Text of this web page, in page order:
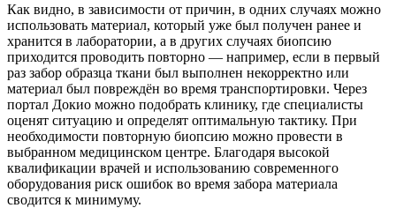
Как видно, в зависимости от причин, в одних случаях можно
использовать материал, который уже был получен ранее и
хранится в лаборатории, а в других случаях биопсию
приходится проводить повторно — например, если в первый
раз забор образца ткани был выполнен некорректно или
материал был повреждён во время транспортировки. Через
портал Докио можно подобрать клинику, где специалисты
оценят ситуацию и определят оптимальную тактику. При
необходимости повторную биопсию можно провести в
выбранном медицинском центре. Благодаря высокой
квалификации врачей и использованию современного
оборудования риск ошибок во время забора материала
сводится к минимуму.